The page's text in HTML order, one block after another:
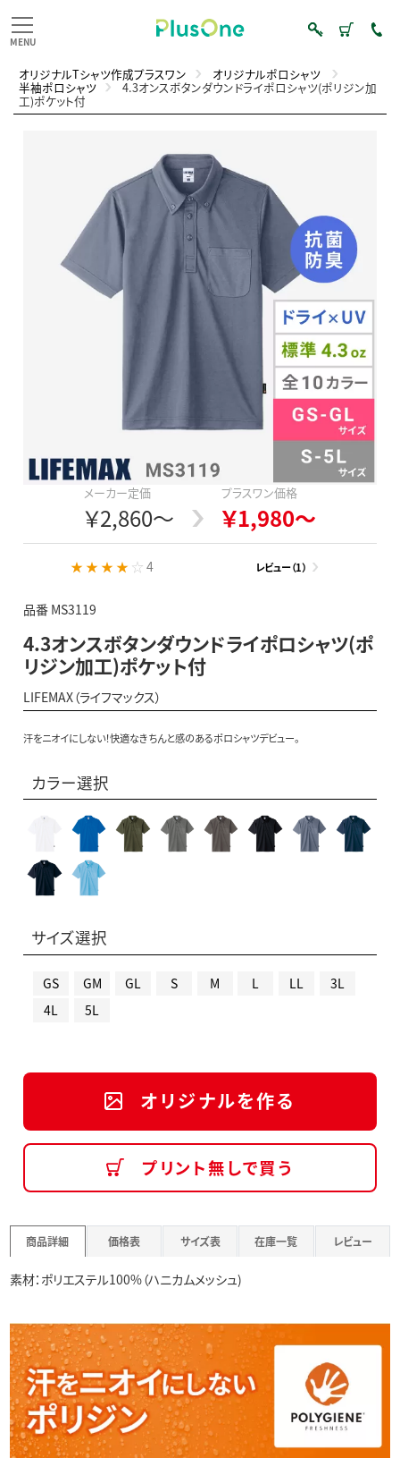
オリジナルTシャツ作成プラスワン オリジナルポロシャツ
半袖ポロシャツ 4.3オンスボタンダウンドライポロシャツ(ポリジン加
工)ポケット付
メーカー定価
￥2,860～
プラスワン価格
￥1,980～
★ ★ ★ ★ ☆ 4 レビュー（1）
品番 MS3119
4.3オンスボタンダウンドライポロシャツ(ポ
リジン加工)ポケット付
LIFEMAX（ライフマックス）
汗をニオイにしない！快適なきちんと感のあるポロシャツデビュー。
カラー選択
サイズ選択
GS GM GL S M L LL
3L
4L
5L
オリジナルを作る
プリント無しで買う
商品詳細 価格表 サイズ表 在庫一覧 レビュー
素材：ポリエステル100%（ハニカムメッシュ)